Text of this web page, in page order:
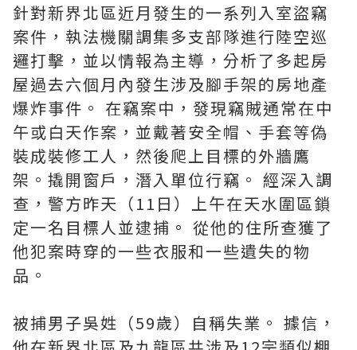
針對新界北區近月發生的一系列入室盜竊
案件，執法機關調集多支部隊進行陸空巡
邏打擊，並以情報為主導，分析了多起房
屋過去六個月內發生涉及腳手架的房地產
爆炸事件。 在竊案中，發現竊賊通常在中
午或白天作案，並戴著安全帽、手套等偽
裝成裝修工人，然後爬上目標的外牆鷹
架。撬開窗戶，潛入單位行竊。 經深入調
查，警方昨天（11日）上午在天水圍區鎖
定一名目標人並逮捕。 從他的住所查獲了
他犯案時穿的一些衣服和一些遺失的物
品。
被捕男子吳姓（59歲）自稱失業。 據信，